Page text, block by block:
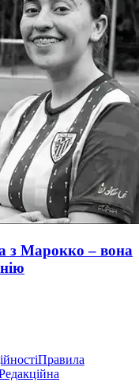
з Марокко – вона
Правила